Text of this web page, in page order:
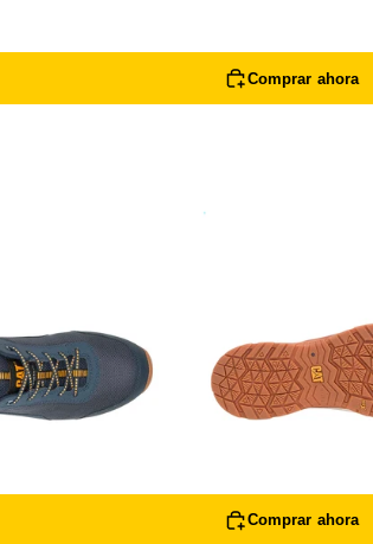
Comprar ahora
Comprar ahora